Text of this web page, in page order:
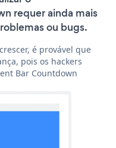
requer ainda mais
ou bugs.
é provável que
pois os hackers
Bar Countdown